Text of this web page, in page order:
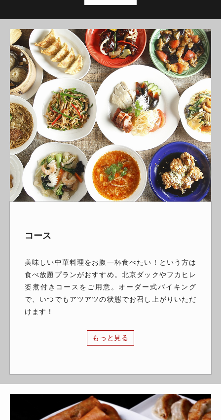
コース
美味しい中華料理をお腹一杯食べたい！という方は
食べ放題プランがおすすめ。北京ダックやフカヒレ
姿煮付きコースをご用意。オーダー式バイキング
で、いつでもアツアツの状態でお召し上がりいただ
けます！
もっと見る